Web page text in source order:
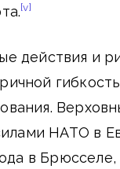
[v]
действия и
НАТО в
в Брюсселе,